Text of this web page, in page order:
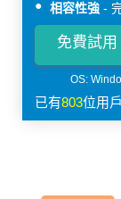
相容性強
免費試用
已有803位用